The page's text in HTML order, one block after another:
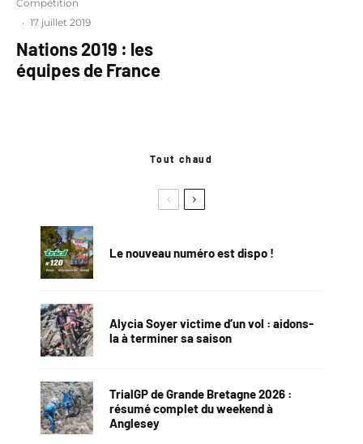
Compétition
· 17 juillet 2019
Nations 2019 : les
équipes de France
Tout chaud
Le nouveau numéro est dispo !
Alycia Soyer victime d’un vol : aidons-
la à terminer sa saison
TrialGP de Grande Bretagne 2026 :
résumé complet du weekend à
Anglesey